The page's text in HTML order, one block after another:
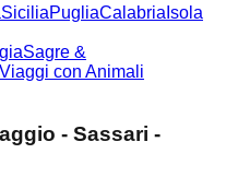
SiciliaPugliaCalabria Isola
Sagre &
Viaggi con Animali
- Sassari -